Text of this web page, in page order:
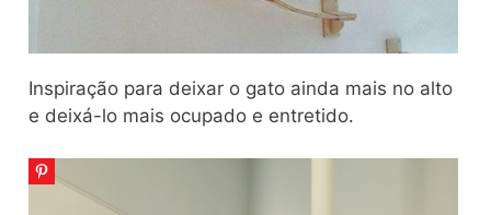
Inspiração para deixar o gato ainda mais no alto
e deixá-lo mais ocupado e entretido.